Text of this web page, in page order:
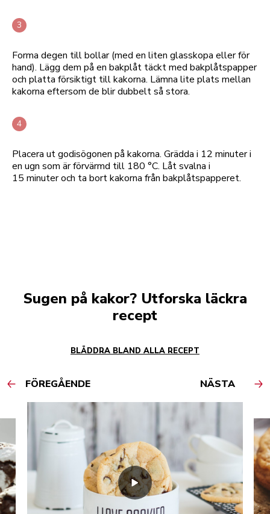
Forma degen till bollar (med en liten glasskopa eller för
hand). Lägg dem på en bakplåt täckt med bakplåtspapper
och platta försiktigt till kakorna. Lämna lite plats mellan
kakorna eftersom de blir dubbelt så stora.
Placera ut godisögonen på kakorna. Grädda i 12 minuter i
en ugn som är förvärmd till 180 °C. Låt svalna i
15 minuter och ta bort kakorna från bakplåtspapperet.
Sugen på kakor? Utforska läckra
recept
BLÄDDRA BLAND ALLA RECEPT
FÖREGÅENDE NÄSTA